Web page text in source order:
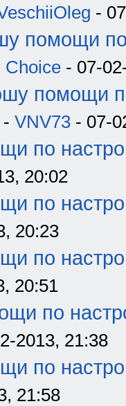
-
помощи
Choice - 07-
помощи
- VNV73 - 07-
по
20:02
по
20:23
по
20:51
по
2013, 21:38
по
21:58